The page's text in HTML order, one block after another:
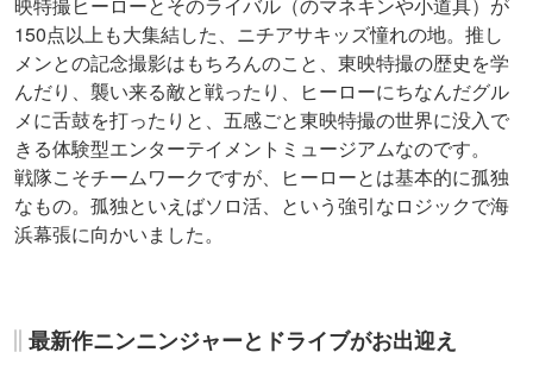
150点以上も大集結した、ニチアサキッズ憧れの地。推し
メンとの記念撮影はもちろんのこと、東映特撮の歴史を学
んだり、襲い来る敵と戦ったり、ヒーローにちなんだグル
メに舌鼓を打ったりと、五感ごと東映特撮の世界に没入で
きる体験型エンターテイメントミュージアムなのです。
戦隊こそチームワークですが、ヒーローとは基本的に孤独
なもの。孤独といえばソロ活、という強引なロジックで海
浜幕張に向かいました。
最新作ニンニンジャーとドライブがお出迎え